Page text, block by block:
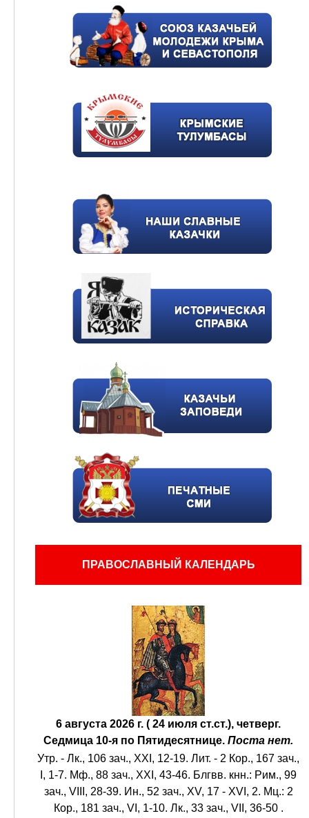
ПРАВОСЛАВНЫЙ КАЛЕНДАРЬ
6 августа 2026 г. ( 24 июля ст.ст.), четверг.
Седмица 10-я по Пятидесятнице. Поста нет.
Утр. - Лк., 106 зач., XXI, 12-19. Лит. - 2 Кор., 167 зач.,
I, 1-7. Мф., 88 зач., XXI, 43-46. Блгвв. кнн.: Рим., 99
зач., VIII, 28-39. Ин., 52 зач., XV, 17 - XVI, 2. Мц.: 2
Кор., 181 зач., VI, 1-10. Лк., 33 зач., VII, 36-50 .